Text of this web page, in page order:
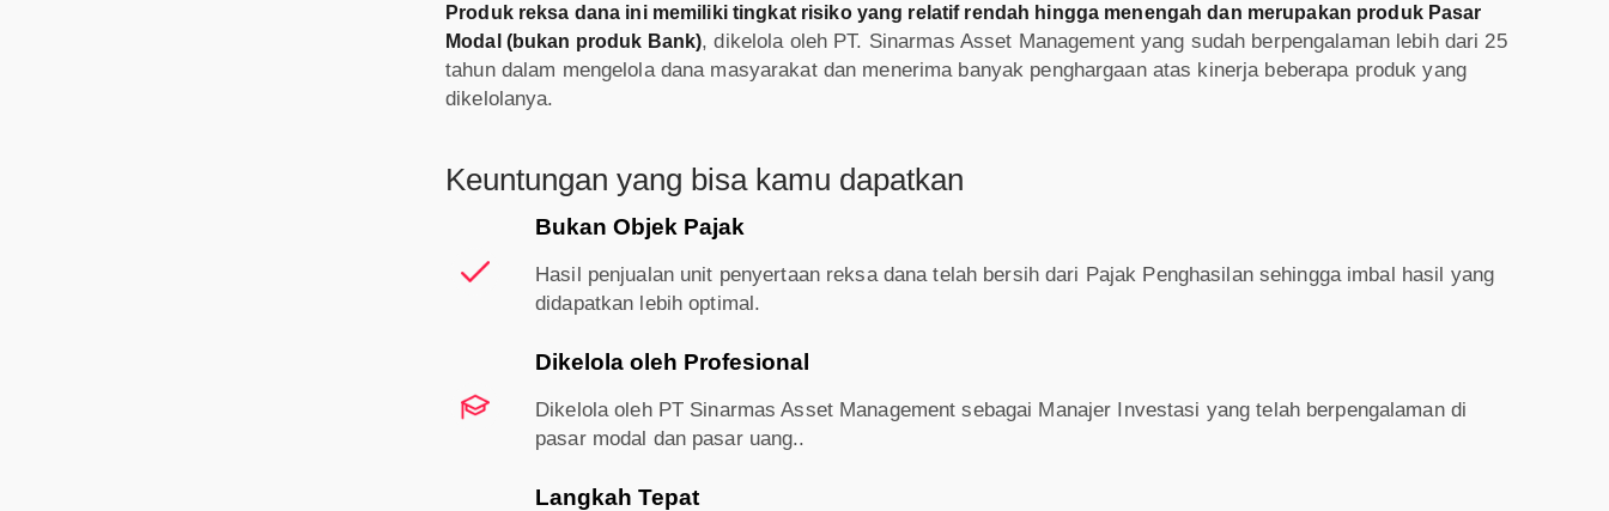
Produk reksa dana ini memiliki tingkat risiko yang relatif rendah hingga menengah dan merupakan produk Pasar
Modal (bukan produk Bank), dikelola oleh PT. Sinarmas Asset Management yang sudah berpengalaman lebih dari 25
tahun dalam mengelola dana masyarakat dan menerima banyak penghargaan atas kinerja beberapa produk yang
dikelolanya.
Keuntungan yang bisa kamu dapatkan
Bukan Objek Pajak
Hasil penjualan unit penyertaan reksa dana telah bersih dari Pajak Penghasilan sehingga imbal hasil yang
didapatkan lebih optimal.
Dikelola oleh Profesional
Dikelola oleh PT Sinarmas Asset Management sebagai Manajer Investasi yang telah berpengalaman di
pasar modal dan pasar uang..
Langkah Tepat